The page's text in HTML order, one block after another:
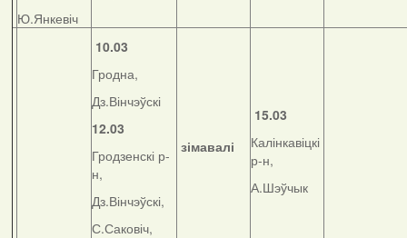
Ю.Янкевіч
10.03
Гродна,
Дз.Вінчэўскі
12.03
Гродзенскі р-
н,
Дз.Вінчэўскі,
С.Саковіч,
зімавалі
15.03
Калінкавіцкі
р-н,
А.Шэўчык